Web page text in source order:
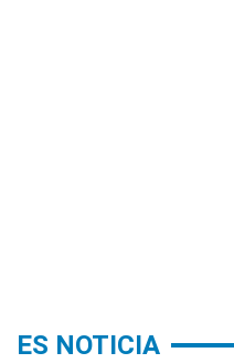
ES NOTICIA